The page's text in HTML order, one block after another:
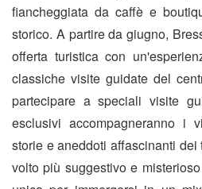
fiancheggiata da caffè e
storico. A partire da giugno,
offerta turistica con
classiche visite guidate del
partecipare a speciali visite
esclusivi accompagneranno i
storie e aneddoti affascinanti
volto più suggestivo e